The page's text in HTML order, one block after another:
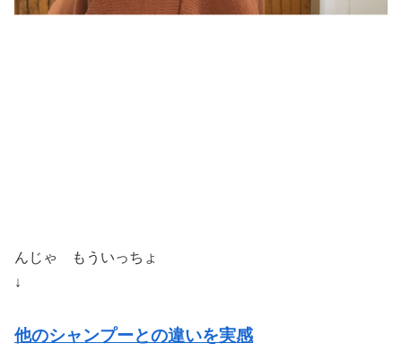
んじゃ もういっちょ
↓
他のシャンプーとの違いを実感